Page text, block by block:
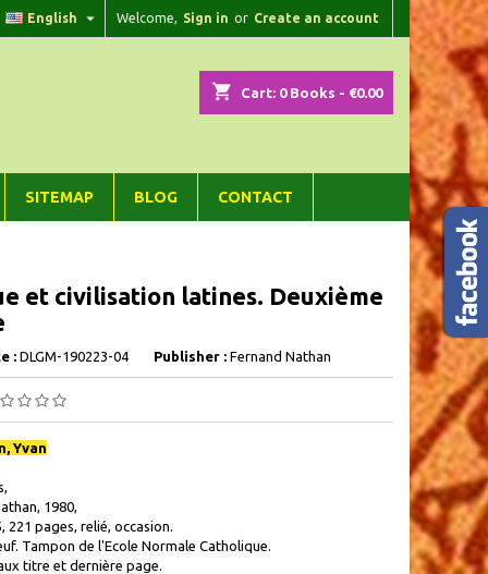
Welcome, Sign in or Create an account
English 
shopping_cart Cart: 0Books - €0.00
SITEMAP BLOG CONTACT
et civilisation latines. Deuxième
: DLGM-190223-04 Publisher : Fernand Nathan
Yvan
1980,
221 pages, relié, occasion.
Tampon de l'Ecole Normale Catholique.
titre et dernière page.